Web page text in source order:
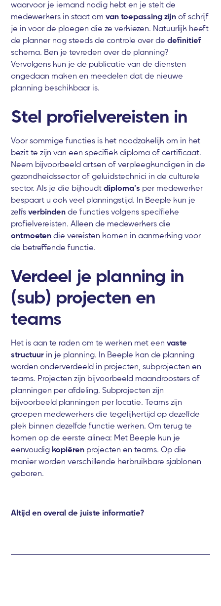
waarvoor je iemand nodig hebt en je stelt de
medewerkers in staat omvan toepassing zijn of schrijf
je in voor de ploegen die ze verkiezen. Natuurlijk heeft
de planner nog steeds de controle over dedefinitief
schema. Ben je tevreden over de planning?
Vervolgens kun je de publicatie van de diensten
ongedaan maken en meedelen dat de nieuwe
planning beschikbaar is.
Stel profielvereisten in
Voor sommige functies is het noodzakelijk om in het
bezit te zijn van een specifiek diploma of certificaat.
Neem bijvoorbeeld artsen of verpleegkundigen in de
gezondheidssector of geluidstechnici in de culturele
sector. Als je die bijhoudtdiploma's per medewerker
bespaart u ook veel planningstijd. In Beeple kun je
zelfsverbinden de functies volgens specifieke
profielvereisten. Alleen de medewerkers die
ontmoeten die vereisten komen in aanmerking voor
de betreffende functie.
Verdeel je planning in
(sub) projecten en
teams
Het is aan te raden om te werken met eenvaste
structuur in je planning. In Beeple kan de planning
worden onderverdeeld in projecten, subprojecten en
teams. Projecten zijn bijvoorbeeld maandroosters of
planningen per afdeling. Subprojecten zijn
bijvoorbeeld planningen per locatie. Teams zijn
groepen medewerkers die tegelijkertijd op dezelfde
plek binnen dezelfde functie werken. Om terug te
komen op de eerste alinea: Met Beeple kun je
eenvoudig kopiëren projecten en teams. Op die
manier worden verschillende herbruikbare sjablonen
geboren.
Altijd en overal de juiste informatie?